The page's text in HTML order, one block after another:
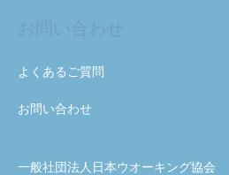
よくあるご質問
お問い合わせ
一般社団法人日本ウオーキング協会